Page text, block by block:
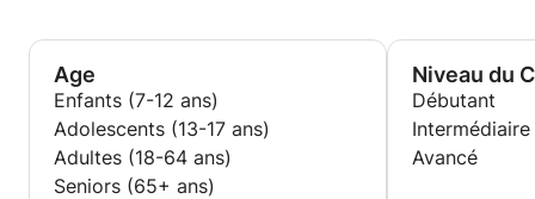
Age
Enfants (7-12 ans)
Adolescents (13-17 ans)
Adultes (18-64 ans)
Seniors (65+ ans)
Niveau du
Débutant
Intermédiaire
Avancé